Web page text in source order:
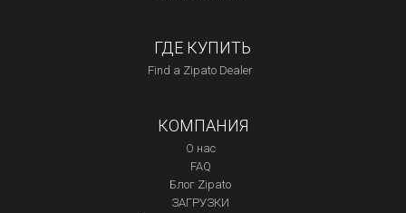
ГДЕ КУПИТЬ
Find a Zipato Dealer
КОМПАНИЯ
О нас
FAQ
Блог Zipato
ЗАГРУЗКИ